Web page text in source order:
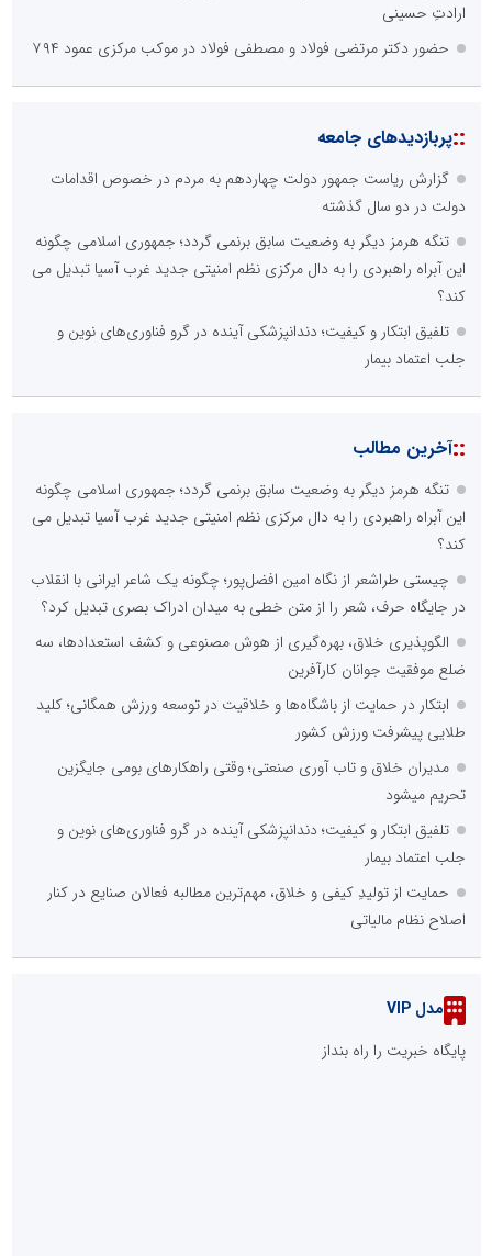
ارادتِ حسینی
حضور دکتر مرتضی فولاد و مصطفی فولاد در موکب مرکزی عمود ۷۹۴
::پربازدیدهای جامعه
گزارش ریاست جمهور دولت چهاردهم به مردم در خصوص اقدامات
دولت در دو سال گذشته
تنگه هرمز دیگر به وضعیت سابق برنمی گردد؛ جمهوری اسلامی چگونه
این آبراه راهبردی را به دال مرکزی نظم امنیتی جدید غرب آسیا تبدیل می
کند؟
تلفیق ابتکار و کیفیت؛ دندانپزشکی آینده در گرو فناوری‌های نوین و
جلب اعتماد بیمار
::آخرین مطالب
تنگه هرمز دیگر به وضعیت سابق برنمی گردد؛ جمهوری اسلامی چگونه
این آبراه راهبردی را به دال مرکزی نظم امنیتی جدید غرب آسیا تبدیل می
کند؟
چیستی طراشعر از نگاه امین افضل‌پور؛ چگونه یک شاعر ایرانی با انقلاب
در جایگاه حرف، شعر را از متن خطی به میدان ادراک بصری تبدیل کرد؟
الگوپذیری خلاق، بهره‌گیری از هوش مصنوعی و کشف استعدادها، سه
ضلع موفقیت جوانان کارآفرین
ابتکار در حمایت از باشگاه‌ها و خلاقیت در توسعه ورزش همگانی؛ کلید
طلایی پیشرفت ورزش کشور
مدیران خلاق و تاب آوری صنعتی؛ وقتی راهکارهای بومی جایگزین
تحریم میشود
تلفیق ابتکار و کیفیت؛ دندانپزشکی آینده در گرو فناوری‌های نوین و
جلب اعتماد بیمار
حمایت از تولیدِ کیفی و خلاق، مهم‌ترین مطالبه فعالان صنایع در کنار
اصلاح نظام مالیاتی
مدل VIP
پایگاه خبریت را راه بنداز